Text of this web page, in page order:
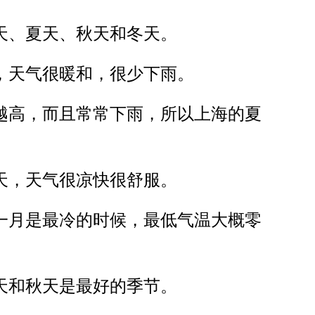
p
h
i
夏天、秋天和冬天。
气很暖和，很少下雨。
高，而且常常下雨，所以上海的夏
天气很凉快很舒服。
月是最冷的时候，最低气温大概零
秋天是最好的季节。